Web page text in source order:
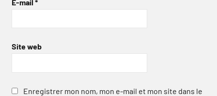
E-mail *
Site web
Enregistrer mon nom, mon e-mail et mon site dans le